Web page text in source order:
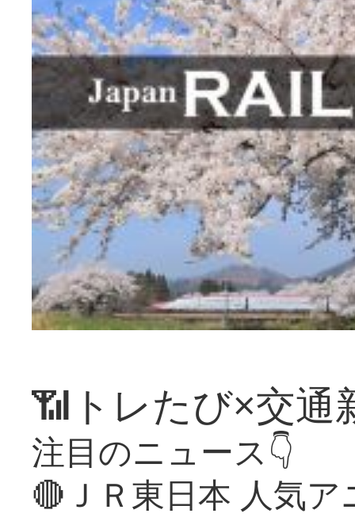
📶トレたび×交通
注目のニュース👇
🔴ＪＲ東日本 人気